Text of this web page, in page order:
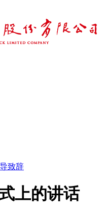
致辞
上的讲话